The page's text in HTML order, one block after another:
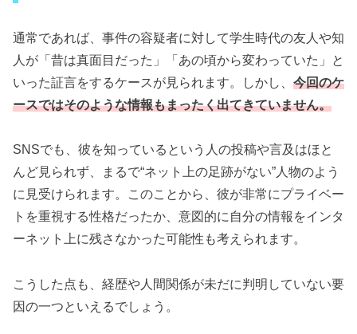
通常であれば、事件の容疑者に対して学生時代の友人や知
人が「昔は真面目だった」「あの頃から変わっていた」と
いった証言をするケースが見られます。しかし、 今回のケ
ースではそのような情報もまったく出てきていません。
SNSでも、彼を知っているという人の投稿や言及はほと
んど見られず、まるで“ネット上の足跡がない”人物のよう
に見受けられます。このことから、彼が非常にプライベー
トを重視する性格だったか、意図的に自分の情報をインタ
ーネット上に残さなかった可能性も考えられます。
こうした点も、経歴や人間関係が未だに判明していない要
因の一つといえるでしょう。